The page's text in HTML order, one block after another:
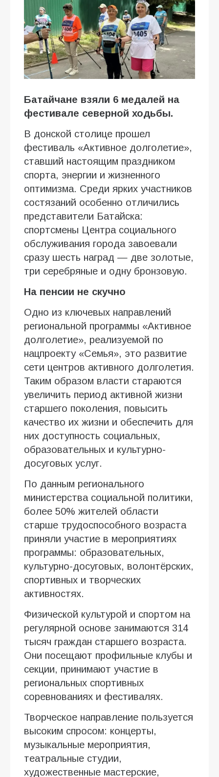
Батайчане взяли 6 медалей на
фестивале северной ходьбы.
В донской столице прошел
фестиваль «Активное долголетие»,
ставший настоящим праздником
спорта, энергии и жизненного
оптимизма. Среди ярких участников
состязаний особенно отличились
представители Батайска:
спортсмены Центра социального
обслуживания города завоевали
сразу шесть наград — две золотые,
три серебряные и одну бронзовую.
На пенсии не скучно
Одно из ключевых направлений
региональной программы «Активное
долголетие», реализуемой по
нацпроекту «Семья», это развитие
сети центров активного долголетия.
Таким образом власти стараются
увеличить период активной жизни
старшего поколения, повысить
качество их жизни и обеспечить для
них доступность социальных,
образовательных и культурно-
досуговых услуг.
По данным регионального
министерства социальной политики,
более 50% жителей области
старше трудоспособного возраста
приняли участие в мероприятиях
программы: образовательных,
культурно-досуговых, волонтёрских,
спортивных и творческих
активностях.
Физической культурой и спортом на
регулярной основе занимаются 314
тысяч граждан старшего возраста.
Они посещают профильные клубы и
секции, принимают участие в
региональных спортивных
соревнованиях и фестивалях.
Творческое направление пользуется
высоким спросом: концерты,
музыкальные мероприятия,
театральные студии,
художественные мастерские,